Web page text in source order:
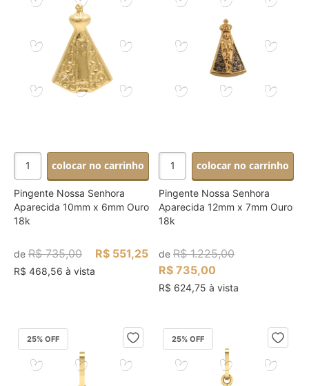
colocar no carrinho
Pingente Nossa Senhora
Aparecida 10mm x 6mm Ouro
18k
de R$ 735,00 R$ 551,25
R$ 468,56 à vista
colocar no carrinho
Pingente Nossa Senhora
Aparecida 12mm x 7mm Ouro
18k
deR$ 1.225,00
R$ 735,00
R$ 624,75 à vista
25% OFF 25% OFF